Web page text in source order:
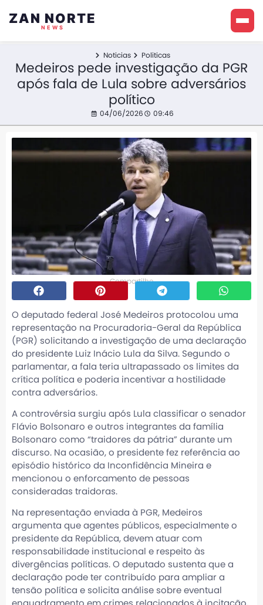
ZAN NORTE
NEWS
Noticias Politicas
Medeiros pede investigação da PGR
após fala de Lula sobre adversários
político
04/06/2026 09:46
Compartilhe
O deputado federal José Medeiros protocolou uma
representação na Procuradoria-Geral da República
(PGR) solicitando a investigação de uma declaração
do presidente Luiz Inácio Lula da Silva. Segundo o
parlamentar, a fala teria ultrapassado os limites da
crítica política e poderia incentivar a hostilidade
contra adversários.
A controvérsia surgiu após Lula classificar o senador
Flávio Bolsonaro e outros integrantes da família
Bolsonaro como “traidores da pátria” durante um
discurso. Na ocasião, o presidente fez referência ao
episódio histórico da Inconfidência Mineira e
mencionou o enforcamento de pessoas
consideradas traidoras.
Na representação enviada à PGR, Medeiros
argumenta que agentes públicos, especialmente o
presidente da República, devem atuar com
responsabilidade institucional e respeito às
divergências políticas. O deputado sustenta que a
declaração pode ter contribuído para ampliar a
tensão política e solicita análise sobre eventual